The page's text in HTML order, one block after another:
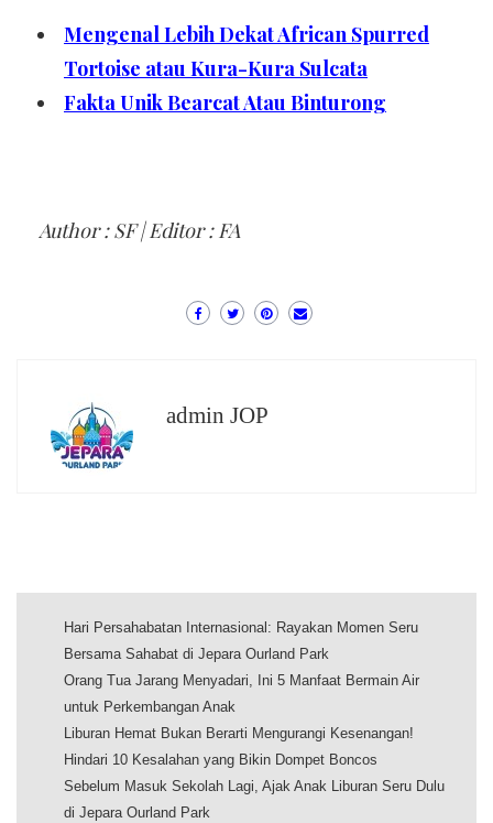
Mengenal Lebih Dekat African Spurred
Tortoise atau Kura-Kura Sulcata
Fakta Unik Bearcat Atau Binturong
Author : SF | Editor : FA
admin JOP
Hari Persahabatan Internasional: Rayakan Momen Seru
Bersama Sahabat di Jepara Ourland Park
Orang Tua Jarang Menyadari, Ini 5 Manfaat Bermain Air
untuk Perkembangan Anak
Liburan Hemat Bukan Berarti Mengurangi Kesenangan!
Hindari 10 Kesalahan yang Bikin Dompet Boncos
Sebelum Masuk Sekolah Lagi, Ajak Anak Liburan Seru Dulu
di Jepara Ourland Park